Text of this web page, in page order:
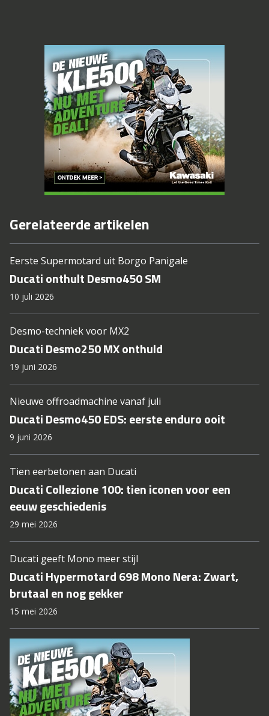
Gerelateerde artikelen
Eerste Supermotard uit Borgo Panigale
Ducati onthult Desmo450 SM
10 juli 2026
Desmo-techniek voor MX2
Ducati Desmo250 MX onthuld
19 juni 2026
Nieuwe offroadmachine vanaf juli
Ducati Desmo450 EDS: eerste enduro ooit
9 juni 2026
Tien eerbetonen aan Ducati
Ducati Collezione 100: tien iconen voor een
eeuw geschiedenis
29 mei 2026
Ducati geeft Mono meer stijl
Ducati Hypermotard 698 Mono Nera: Zwart,
brutaal en nog gekker
15 mei 2026